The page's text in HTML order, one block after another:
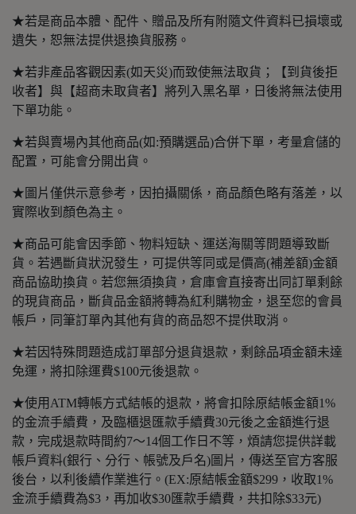
★若是商品本體、配件、贈品及所有附隨文件資料已損壞或
遺失，恕無法提供退換貨服務。
★若非產品客觀因素(如天災)而致使無法取貨；【到貨後拒
收者】與【超商未取貨者】將列入黑名單，日後將無法使用
下單功能。
★若與賣場內其他商品(如:預購選品)合併下單，考量倉儲的
配置，可能會分開出貨。
★圖片僅供示意參考，因拍攝關係，商品顏色略有落差，以
實際收到顏色為主。
★商品可能會因季節、物料短缺、運送海關等問題導致斷
貨。若遇斷貨狀況發生，可提供等同或是價高(補差額)金額
商品協助換貨。若您無須換貨，倉庫會直接寄出同訂單剩餘
的現貨商品，斷貨品金額將轉為紅利購物金，退至您的會員
帳戶，同筆訂單內其他有貨的商品恕不提供取消。
★若因特殊問題造成訂單部分退貨退款，剩餘品項金額未達
免運，將扣除運費$100元後退款。
★使用ATM轉帳方式結帳的退款，將會扣除原結帳金額1%
的金流手續費，及臨櫃退匯款手續費30元後之金額進行退
款，完成退款時間約7～14個工作日不等，煩請您提供詳載
帳戶資料(銀行、分行、帳號及戶名)圖片，傳送至官方客服
後台，以利後續作業進行。(EX:原結帳金額$299，收取1%
金流手續費為$3，再加收$30匯款手續費，共扣除$33元)